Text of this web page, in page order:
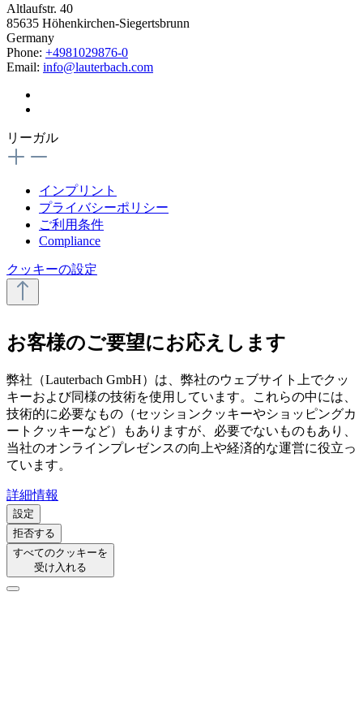
Altlaufstr. 40
85635 Höhenkirchen-Siegertsbrunn
Germany
Phone: +4981029876-0
Email: info@lauterbach.com
リーガル
インプリント
プライバシーポリシー
ご利用条件
Compliance
クッキーの設定
お客様のご要望にお応えします
弊社（Lauterbach GmbH）は、弊社のウェブサイト上でクッ
キーおよび同様の技術を使用しています。これらの中には、
技術的に必要なもの（セッションクッキーやショッピングカ
ートクッキーなど）もありますが、必要でないものもあり、
当社のオンラインプレゼンスの向上や経済的な運営に役立っ
ています。
詳細情報
設定
拒否する
すべてのクッキーを
受け入れる